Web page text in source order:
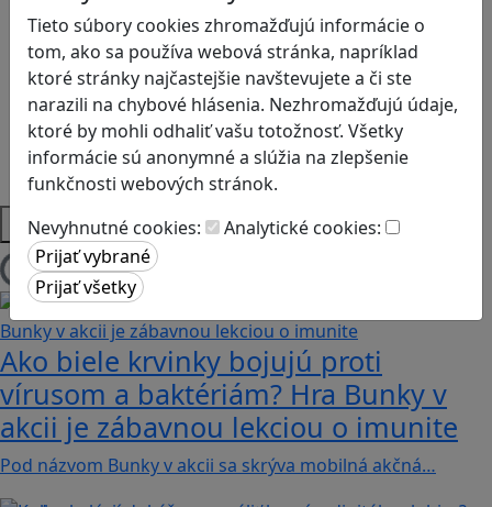
Tieto súbory cookies zhromažďujú informácie o
tom, ako sa používa webová stránka, napríklad
ktoré stránky najčastejšie navštevujete a či ste
narazili na chybové hlásenia. Nezhromažďujú údaje,
ktoré by mohli odhaliť vašu totožnosť. Všetky
informácie sú anonymné a slúžia na zlepšenie
funkčnosti webových stránok.
Nevyhnutné cookies:
Analytické cookies:
Logické myslenie
Ľudské práva a tolerancia
Motorika a koncentrácia
Programovanie/Technika
Sociálne zručnosti a kooperácia
Strategické myslenie
Zdravie a pohyb
Platformy
Načítam blogy
Ako biele krvinky bojujú proti
vírusom a baktériám? Hra Bunky v
akcii je zábavnou lekciou o imunite
Pod názvom Bunky v akcii sa skrýva mobilná akčná…